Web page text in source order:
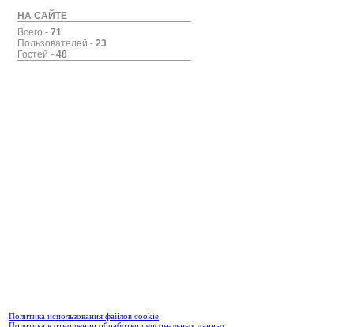
НА САЙТЕ
Всего - 71
Пользователей - 23
Гостей - 48
Политика использования файлов cookie